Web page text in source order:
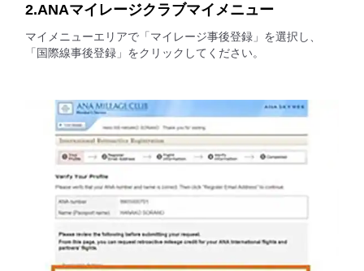
2.ANAマイレージクラブマイメニュー
マイメニューエリアで「マイレージ事後登録」を選択し、
「国際線事後登録」をクリックしてください。